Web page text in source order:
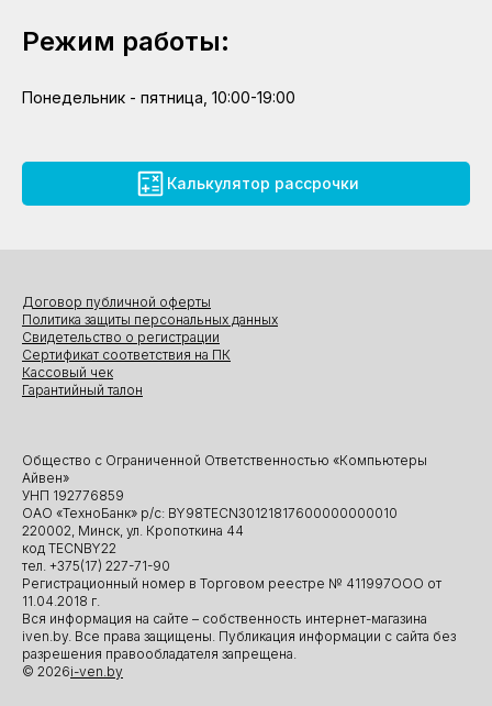
Режим работы:
Понедельник - пятница, 10:00-19:00
Калькулятор рассрочки
Общество с Ограниченной Ответственностью «Компьютеры
Айвен»
УНП 192776859
ОАО «ТехноБанк» р/с: BY98TECN30121817600000000010
220002, Минск, ул. Кропоткина 44
код TECNBY22
тел. +375(17) 227-71-90
Регистрационный номер в Торговом реестре № 411997ООО от
11.04.2018 г.
Вся информация на сайте – собственность интернет-магазина
iven.by. Все права защищены. Публикация информации с сайта без
разрешения правообладателя запрещена.
© 2026i-ven.by
Договор публичной оферты
Политика защиты персональных данных
Свидетельство о регистрации
Сертификат соответствия на ПК
Кассовый чек
Гарантийный талон